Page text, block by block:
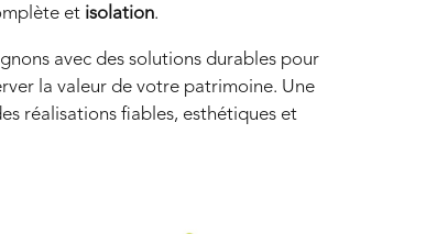
et isolation.
avec des solutions durables pour
la valeur de votre patrimoine. Une
réalisations fiables, esthétiques et